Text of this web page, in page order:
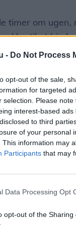
- Do Not Process
opt-out of the sale,
for targeted
selection. Please
interest-based
to third
of your personal
This information may
Participants that may
Data Processing Opt
opt-out of the Sharing
timer om ugen,
klar til at
Åge at finde
på
25-årige
på den
går det
for folk
supplere deres